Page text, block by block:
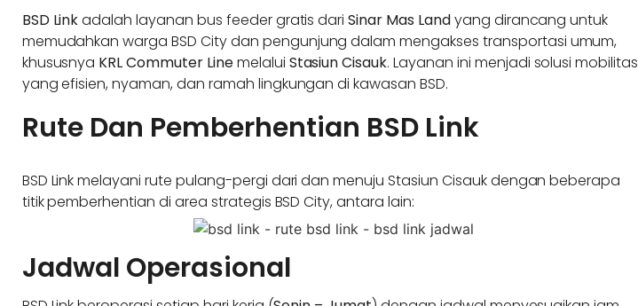
BSD Linkadalah layanan bus feeder gratis dariSinar Mas Landyang dirancang untuk
memudahkan warga BSD City dan pengunjung dalam mengakses transportasi umum,
khususnya KRL Commuter Linemelalui Stasiun Cisauk. Layanan ini menjadi solusi mobilitas
yang efisien, nyaman, dan ramah lingkungan di kawasan BSD.
Rute Dan Pemberhentian BSD Link
BSD Link melayani rute pulang-pergi dari dan menuju Stasiun Cisauk dengan beberapa
titik pemberhentian di area strategis BSD City, antara lain:
Jadwal Operasional